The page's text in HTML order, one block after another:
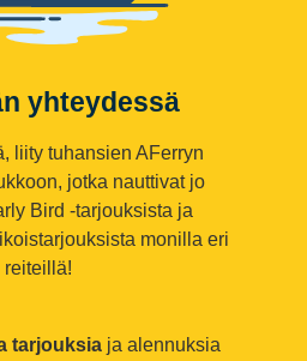
yhteydessä
liity tuhansien AFerryn
jotka nauttivat jo
Bird -tarjouksista ja
monilla eri
reiteillä!
tarjouksia ja alennuksia